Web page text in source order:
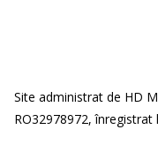
Site administrat de HD
RO32978972, înregistrat